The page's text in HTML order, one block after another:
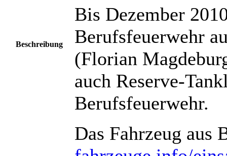
Beschreibung
Bis Dezember
Berufsfeuerwehr
(Florian
auch Reserve-
Berufsfeuerwehr.
Das Fahrzeug aus